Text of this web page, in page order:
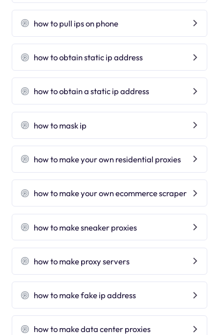
how to pull ips on phone
how to obtain static ip address
how to obtain a static ip address
how to mask ip
how to make your own residential proxies
how to make your own ecommerce scraper
how to make sneaker proxies
how to make proxy servers
how to make fake ip address
how to make data center proxies